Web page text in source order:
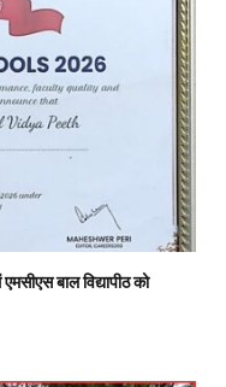
बाल विद्यापीठ को